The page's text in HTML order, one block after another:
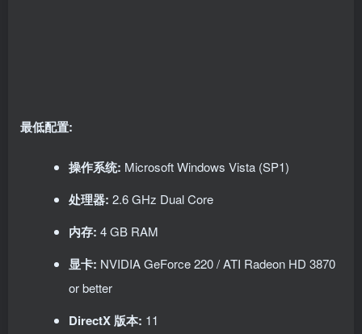
最低配置:
操作系统: Microsoft Windows Vista (SP1)
处理器: 2.6 GHz Dual Core
内存: 4 GB RAM
显卡: NVIDIA GeForce 220 / ATI Radeon HD 3870
or better
DirectX 版本: 11